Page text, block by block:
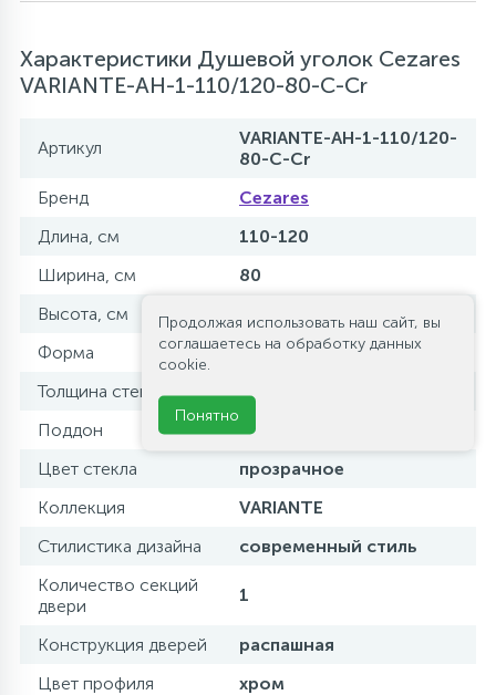
Характеристики Душевой уголок Cezares
VARIANTE-AH-1-110/120-80-C-Cr
Артикул
VARIANTE-AH-1-110/120-
80-C-Cr
Бренд
Cezares
Длина, см
110-120
Ширина, см
80
Высота, см
Форма
прямоугольная
Толщина стекла, мм
6
Поддон
без поддона
Цвет стекла
прозрачное
Коллекция
VARIANTE
Стилистика дизайна
современный стиль
Количество секций
двери
1
Конструкция дверей
распашная
Цвет профиля
хром
Продолжая использовать наш сайт, вы
соглашаетесь на обработку данных
cookie.
Понятно